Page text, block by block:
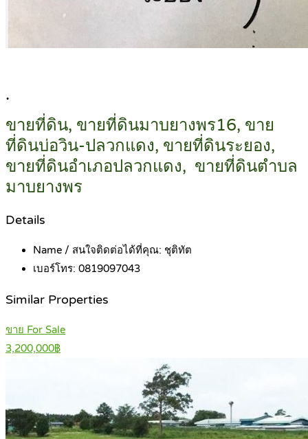
.
ขายที่ดิน, ขายที่ดินมาบยางพร16, ขาย
ที่ดินบ่อวิน-ปลวกแดง, ขายที่ดินระยอง,
ขายที่ดินอำเภอปลวกแดง, ขายที่ดินตำบล
มาบยางพร
Details
Name / สนใจติดต่อได้ที่คุณ: ชุติทัต
เบอร์โทร: 0819097043
Similar Properties
ขาย For Sale
3,200,000฿